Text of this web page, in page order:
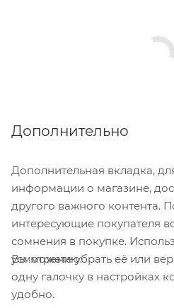
Дополнительно
Дополнительная вкладка,
информации о магазине,
другого важного контента.
интересующие покупателя
сомнения в покупке.
усмотрению.
Вы можете убрать её или
одну галочку в настройках
удобно.